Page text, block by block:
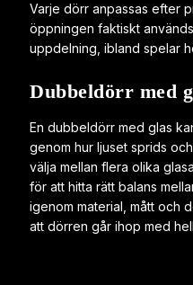
Varje dörr anpassas efter
öppningen faktiskt
uppdelning, ibland spelar
Dubbeldörr med
En dubbeldörr med glas
genom hur ljuset sprids
välja mellan flera olika
för att hitta rätt balans
igenom material, mått och
att dörren går ihop med